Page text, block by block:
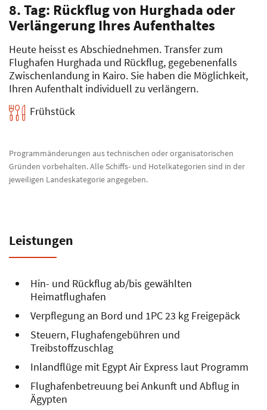
8. Tag: Rückflug von Hurghada oder
Verlängerung Ihres Aufenthaltes
Heute heisst es Abschiednehmen. Transfer zum
Flughafen Hurghada und Rückflug, gegebenenfalls
Zwischenlandung in Kairo. Sie haben die Möglichkeit,
Ihren Aufenthalt individuell zu verlängern.
Frühstück
Programmänderungen aus technischen oder organisatorischen
Gründen vorbehalten. Alle Schiffs- und Hotelkategorien sind in der
jeweiligen Landeskategorie angegeben.
Leistungen
Hin- und Rückflug ab/bis gewählten
Heimatflughafen
Verpflegung an Bord und 1PC 23 kg Freigepäck
Steuern, Flughafengebühren und
Treibstoffzuschlag
Inlandflüge mit Egypt Air Express laut Programm
Flughafenbetreuung bei Ankunft und Abflug in
Ägypten